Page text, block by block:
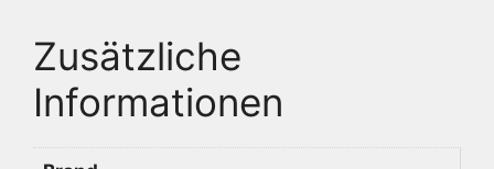
Zusätzliche
Informationen